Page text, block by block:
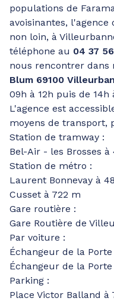
populations de
avoisinantes, l'agence
non loin, à
téléphone au 04 37
nous rencontrer dans
Blum 69100
09h à 12h puis de 14h
L'agence est
moyens de transport,
Station de tramway :
Bel-Air - les Brosses à
Station de métro :
Laurent Bonnevay à
Cusset à 722 m
Gare routière :
Gare Routière de
Par voiture :
Échangeur de la
Échangeur de la
Parking :
Place Victor Balland à